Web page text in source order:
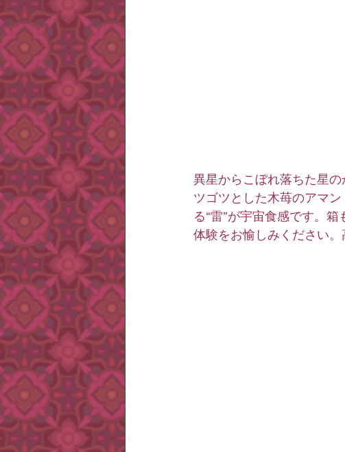
異星からこぼれ落ちた星
ツゴツとした木苺のアマ
る“雷”が宇宙食感です。
体験をお愉しみください。